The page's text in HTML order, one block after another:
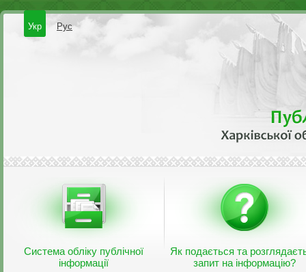
Укр Рус
Система обліку публічної
інформації
Як подається та
запит на інформацію?